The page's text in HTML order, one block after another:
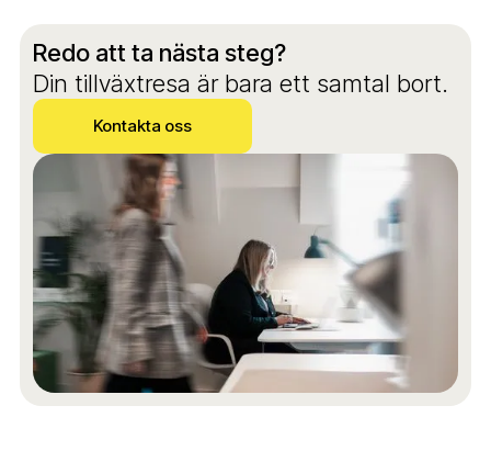
Redo att ta nästa steg?
Din tillväxtresa är bara ett samtal bort.
Kontakta oss
Kontakta oss